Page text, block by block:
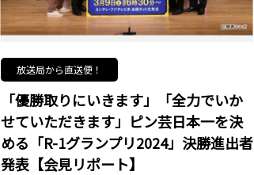
放送局から直送便！
「優勝取りにいきます」「全力でいか
せていただきます」ピン芸日本一を決
める「R-1グランプリ2024」決勝進出者
発表【会見リポート】